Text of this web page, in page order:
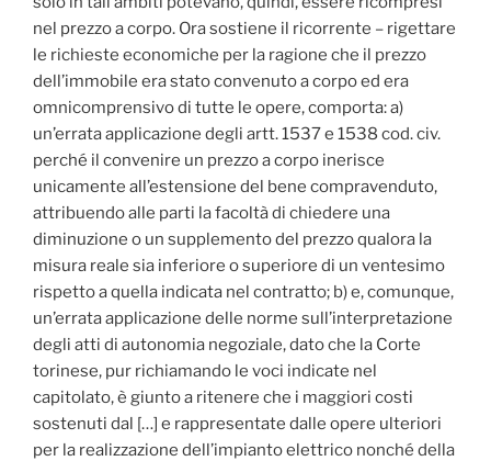
nel prezzo a corpo. Ora sostiene il ricorrente – rigettare
le richieste economiche per la ragione che il prezzo
dell’immobile era stato convenuto a corpo ed era
omnicomprensivo di tutte le opere, comporta: a)
un’errata applicazione degli artt. 1537 e 1538 cod. civ.
perché il convenire un prezzo a corpo inerisce
unicamente all’estensione del bene compravenduto,
attribuendo alle parti la facoltà di chiedere una
diminuzione o un supplemento del prezzo qualora la
misura reale sia inferiore o superiore di un ventesimo
rispetto a quella indicata nel contratto; b) e, comunque,
un’errata applicazione delle norme sull’interpretazione
degli atti di autonomia negoziale, dato che la Corte
torinese, pur richiamando le voci indicate nel
capitolato, è giunto a ritenere che i maggiori costi
sostenuti dal […] e rappresentate dalle opere ulteriori
per la realizzazione dell’impianto elettrico nonché della